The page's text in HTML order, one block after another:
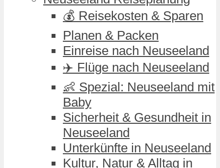
💰 Reisekosten & Sparen
Planen & Packen
Einreise nach Neuseeland
✈️ Flüge nach Neuseeland
👶 Spezial: Neuseeland mit
Baby
Sicherheit & Gesundheit in
Neuseeland
Unterkünfte in Neuseeland
Kultur, Natur & Alltag in